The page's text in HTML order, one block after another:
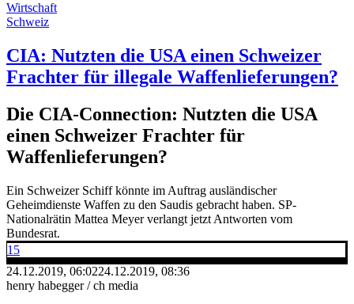
Wirtschaft
Schweiz
CIA: Nutzten die USA einen Schweizer
Frachter für illegale Waffenlieferungen?
Die CIA-Connection: Nutzten die USA
einen Schweizer Frachter für
Waffenlieferungen?
Ein Schweizer Schiff könnte im Auftrag ausländischer
Geheimdienste Waffen zu den Saudis gebracht haben. SP-
Nationalrätin Mattea Meyer verlangt jetzt Antworten vom
Bundesrat.
15
24.12.2019, 06:0224.12.2019, 08:36
henry habegger / ch media